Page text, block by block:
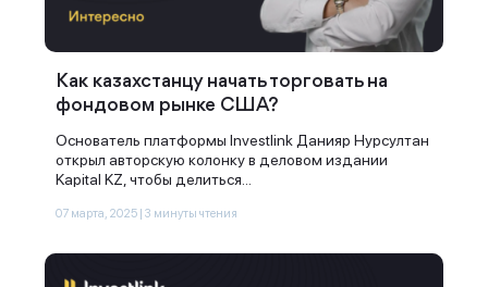
Как казахстанцу начать торговать на
фондовом рынке США?
Основатель платформы Investlink Данияр Нурсултан
открыл авторскую колонку в деловом издании
Kapital KZ, чтобы делиться...
07 марта, 2025 | 3 минуты чтения